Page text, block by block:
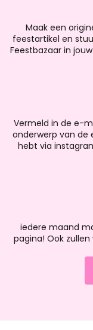
Maak een
feestartikel en
Feestbazaar in
Vermeld in de e-
onderwerp van de
hebt via
iedere maand
pagina! Ook